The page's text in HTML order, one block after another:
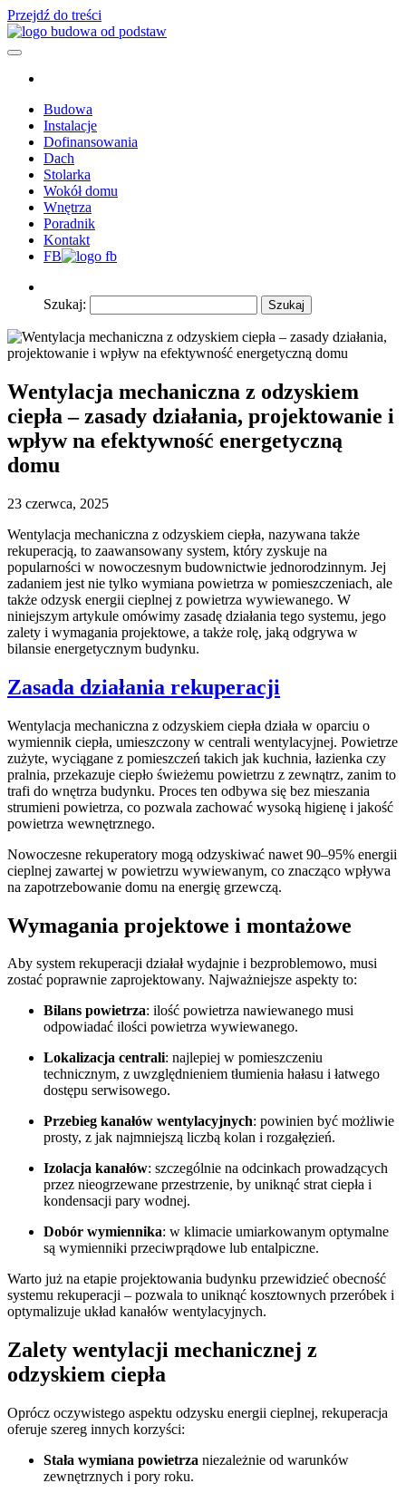
Przejdź do treści
domu
Poszczególne etapy budowy domu i nie tylko. Profesionalna wiedza i
Budowa
Instalacje
Dofinansowania
Dach
Stolarka
Wokół domu
Wnętrza
Poradnik
Kontakt
FB
Szukaj:
Wentylacja mechaniczna z odzyskiem
ciepła – zasady działania, projektowanie i
wpływ na efektywność energetyczną
domu
23 czerwca, 2025
Wentylacja mechaniczna z odzyskiem ciepła, nazywana także
rekuperacją, to zaawansowany system, który zyskuje na
popularności w nowoczesnym budownictwie jednorodzinnym. Jej
zadaniem jest nie tylko wymiana powietrza w pomieszczeniach, ale
także odzysk energii cieplnej z powietrza wywiewanego. W
niniejszym artykule omówimy zasadę działania tego systemu, jego
zalety i wymagania projektowe, a także rolę, jaką odgrywa w
bilansie energetycznym budynku.
Zasada działania rekuperacji
Wentylacja mechaniczna z odzyskiem ciepła działa w oparciu o
wymiennik ciepła, umieszczony w centrali wentylacyjnej. Powietrze
zużyte, wyciągane z pomieszczeń takich jak kuchnia, łazienka czy
pralnia, przekazuje ciepło świeżemu powietrzu z zewnątrz, zanim to
trafi do wnętrza budynku. Proces ten odbywa się bez mieszania
strumieni powietrza, co pozwala zachować wysoką higienę i jakość
powietrza wewnętrznego.
Nowoczesne rekuperatory mogą odzyskiwać nawet 90–95% energii
cieplnej zawartej w powietrzu wywiewanym, co znacząco wpływa
na zapotrzebowanie domu na energię grzewczą.
Wymagania projektowe i montażowe
Aby system rekuperacji działał wydajnie i bezproblemowo, musi
zostać poprawnie zaprojektowany. Najważniejsze aspekty to:
Bilans powietrza: ilość powietrza nawiewanego musi
odpowiadać ilości powietrza wywiewanego.
Lokalizacja centrali: najlepiej w pomieszczeniu
technicznym, z uwzględnieniem tłumienia hałasu i łatwego
dostępu serwisowego.
Przebieg kanałów wentylacyjnych: powinien być możliwie
prosty, z jak najmniejszą liczbą kolan i rozgałęzień.
Izolacja kanałów: szczególnie na odcinkach prowadzących
przez nieogrzewane przestrzenie, by uniknąć strat ciepła i
kondensacji pary wodnej.
Dobór wymiennika: w klimacie umiarkowanym optymalne
są wymienniki przeciwprądowe lub entalpiczne.
Warto już na etapie projektowania budynku przewidzieć obecność
systemu rekuperacji – pozwala to uniknąć kosztownych przeróbek i
optymalizuje układ kanałów wentylacyjnych.
Zalety wentylacji mechanicznej z
odzyskiem ciepła
Oprócz oczywistego aspektu odzysku energii cieplnej, rekuperacja
oferuje szereg innych korzyści:
Stała wymiana powietrza niezależnie od warunków
zewnętrznych i pory roku.